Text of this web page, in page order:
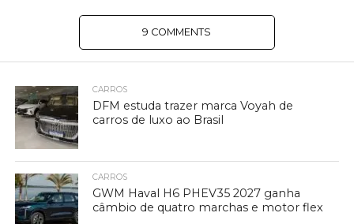
9 COMMENTS
CARROS
DFM estuda trazer marca Voyah de
carros de luxo ao Brasil
CARROS
GWM Haval H6 PHEV35 2027 ganha
câmbio de quatro marchas e motor flex